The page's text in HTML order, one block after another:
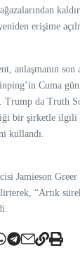
erişime
anlaşmanın
Cuma
da Truth
bir şirketle ilgili
kullandı.
Jamieson
“Artık